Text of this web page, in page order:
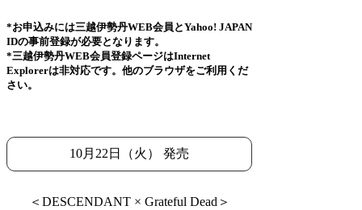
*お申込みには三越伊勢丹WEB会員とYahoo! JAPAN
IDの事前登録が必要となります。
*三越伊勢丹WEB会員登録ページはInternet
Explorerは非対応です。他のブラウザをご利用くだ
さい。
10月22日（火） 発売
＜DESCENDANT × Grateful Dead＞